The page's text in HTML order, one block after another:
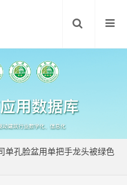
单孔脸盆用单把手龙头被绿色